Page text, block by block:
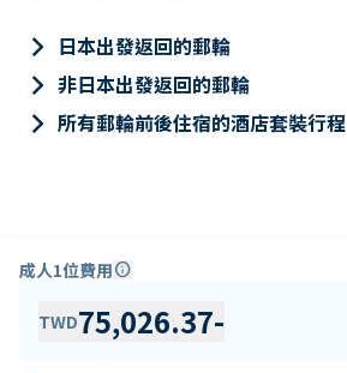
keyboard_arrow_right 日本出發返回的郵輪
keyboard_arrow_right 非日本出發返回的郵輪
keyboard_arrow_right 所有郵輪前後住宿的酒店套裝行程
成人1位費用info
TWD75,026.37-